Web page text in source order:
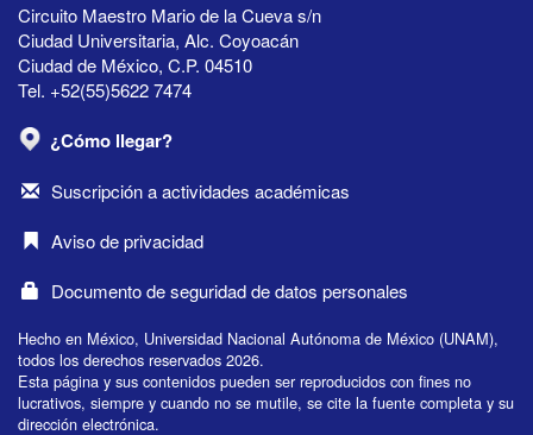
Circuito Maestro Mario de la Cueva s/n
Ciudad Universitaria, Alc. Coyoacán
Ciudad de México, C.P. 04510
Tel. +52(55)5622 7474
¿Cómo llegar?
Suscripción a actividades académicas
Aviso de privacidad
Documento de seguridad de datos personales
Hecho en México, Universidad Nacional Autónoma de México (UNAM),
todos los derechos reservados 2026.
Esta página y sus contenidos pueden ser reproducidos con fines no
lucrativos, siempre y cuando no se mutile, se cite la fuente completa y su
dirección electrónica.